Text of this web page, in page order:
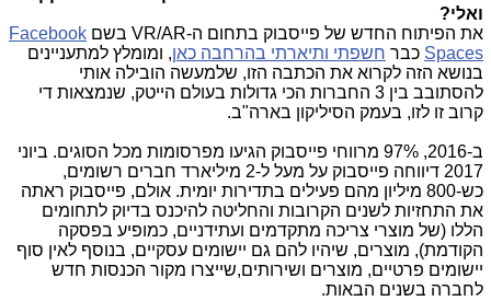
ואלי?
את הפיתוח החדש של פייסבוק בתחום ה-VR/AR בשם
Facebook
Spaces כבר חשפתי ותיארתי בהרחבה כאן, ומומלץ למתעניינים
בנושא הזה לקרוא את הכתבה הזו, שלמעשה הובילה אותי
להסתובב בין 3 החברות הכי גדולות בעולם הייטק, שנמצאות די
קרוב זו לזו, בעמק הסיליקון בארה"ב.
ב-2016, 97% מרווחי פייסבוק הגיעו מפרסומות מכל הסוגים. ביוני
2017 דיווחה פייסבוק על מעל ל-2 מיליארד חברים רשומים,
כש-800 מיליון מהם פעילים בתדירות יומית. אולם, פייסבוק ראתה
את התחזיות לשנים הקרובות והחליטה להיכנס בדיוק לתחומים
הללו (של מוצרי צריכה מתקדמים ועתידניים, כמופיע בפסקה
הקודמת), מוצרים, שיהיו להם גם יישומים עסקיים, בנוסף לאין סוף
יישומים פרטיים, מוצרים ושירותים,שייצרו מקור הכנסות חדש
לחברה בשנים הבאות.